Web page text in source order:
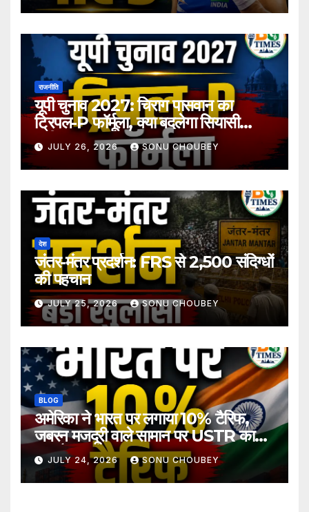
राजनीति
यूपी चुनाव 2027: चिराग पासवान का
ट्रिपल-P फॉर्मूला, क्या बदलेगा सियासी
समीकरण?
JULY 26, 2026 SONU CHOUBEY
देश
जंतर-मंतर प्रदर्शन: FRS से 2,500 संदिग्धों
की पहचान
JULY 25, 2026 SONU CHOUBEY
BLOG
अमेरिका ने भारत पर लगाया 10% टैरिफ,
जबरन मजदूरी वाले सामान पर USTR का
बड़ा फैसला
JULY 24, 2026 SONU CHOUBEY